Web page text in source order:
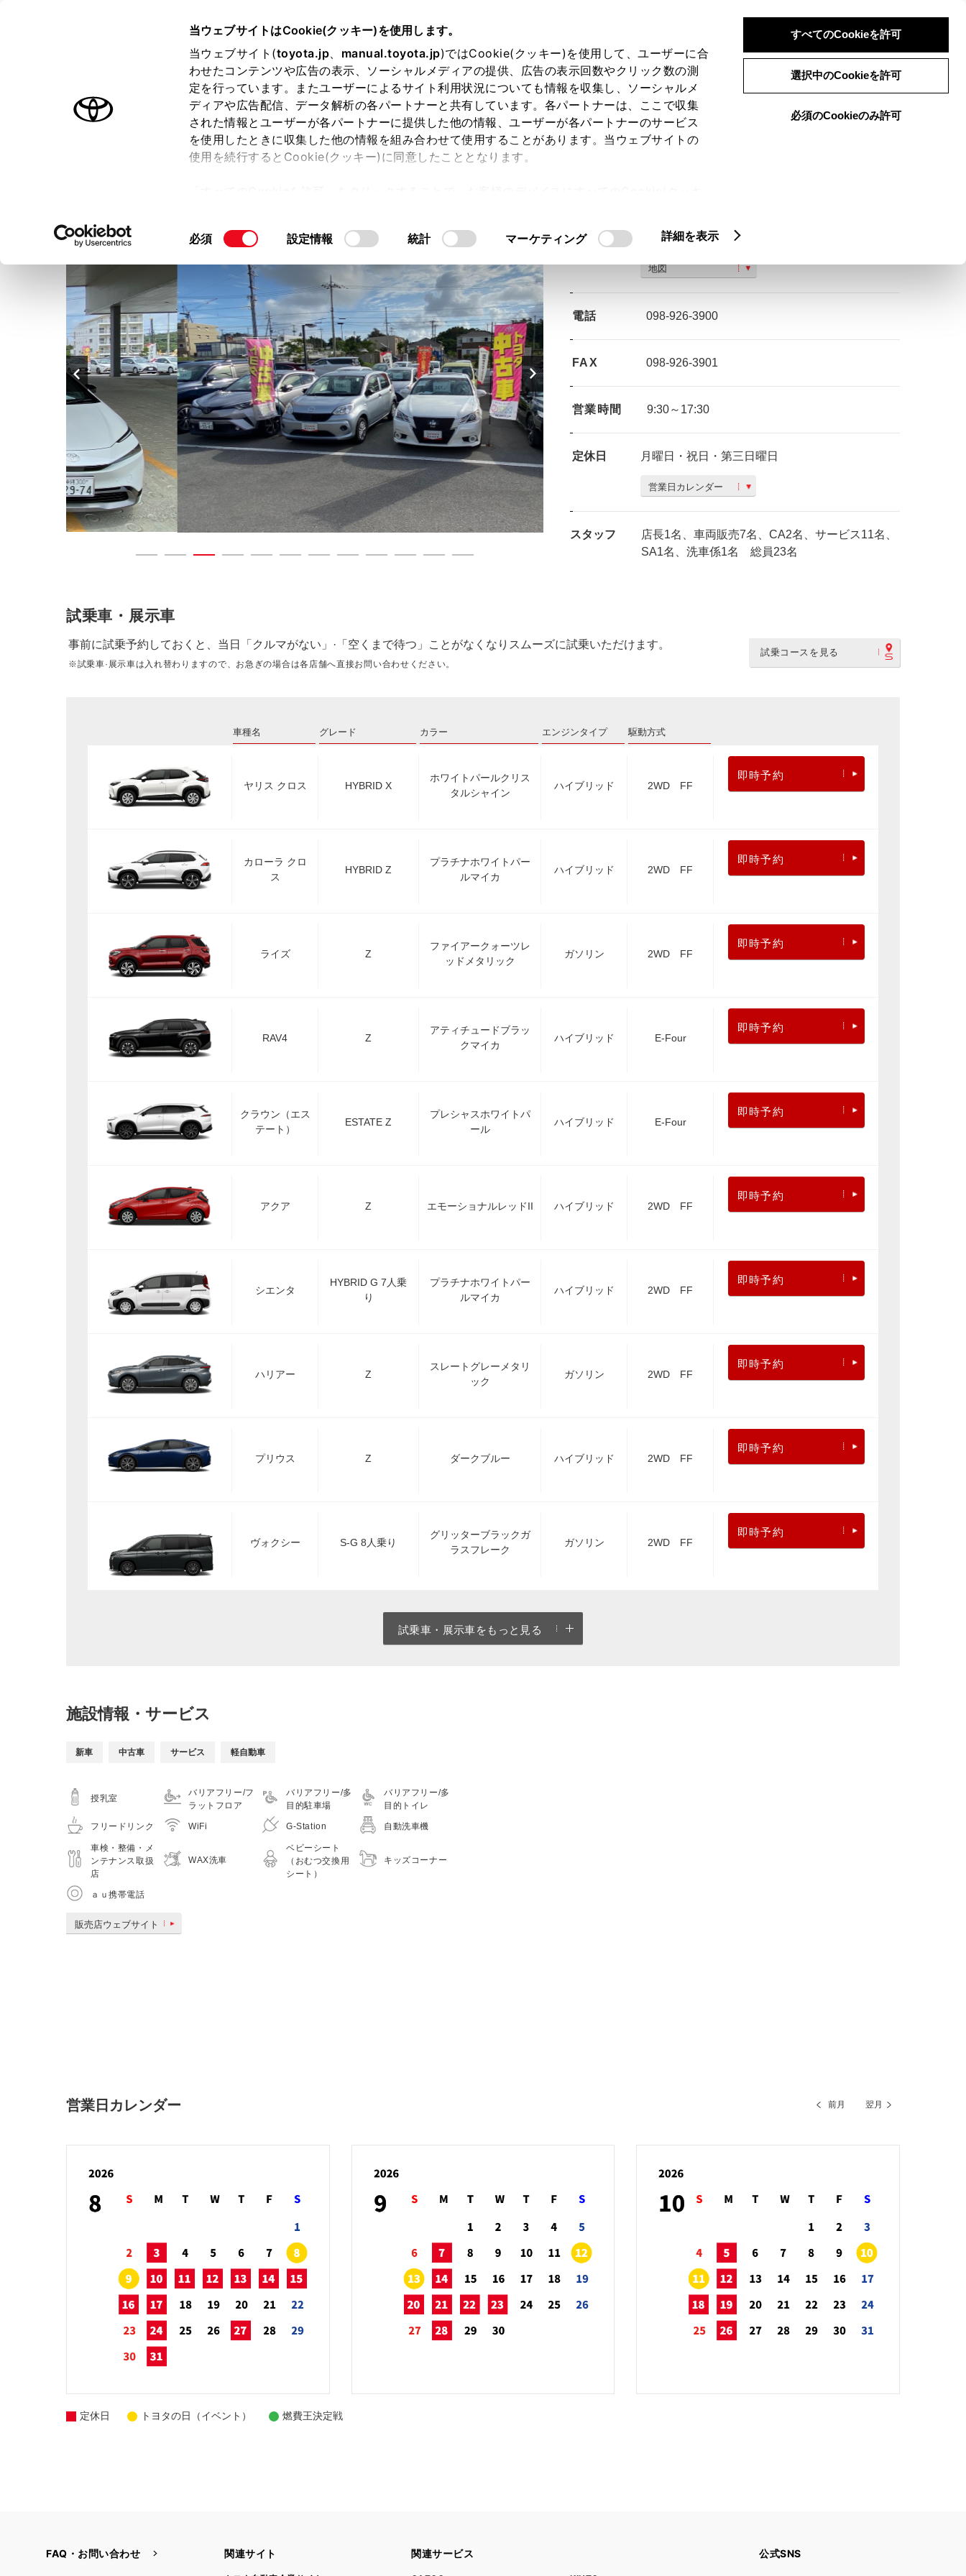
当ウェブサイトはCookie(クッキー)を使用します。
当ウェブサイト(toyota.jp、 manual.toyota.jp)ではCookie(クッキー)を使用して、ユーザーに合
わせたコンテンツや広告の表示、ソーシャルメディアの提供、広告の表示回数やクリック数の測
定を行っています。またユーザーによるサイト利用状況についても情報を収集し、ソーシャルメ
ディアや広告配信、データ解析の各パートナーと共有しています。各パートナーは、ここで収集
された情報とユーザーが各パートナーに提供した他の情報、ユーザーが各パートナーのサービス
を使用したときに収集した他の情報を組み合わせて使用することがあります。当ウェブサイトの
使用を続行するとCookie(クッキー)に同意したこととなります。
て」をご覧ください。
同
択
必須 設定情報 統計 マーケティング 詳細を表示
すべてのCookieを許可
選択中のCookieを許可
必須のCookieのみ許可
ログイン 検索 メニュー
オーナーサポート トピックス
店舗トップ ご購入相談
住所 沖縄県中頭郡北谷町伊平二丁目９番１６号
地図
電話 098-926-3900
FAX 098-926-3901
営業時間 9:30～17:30
定休日 月曜日・祝日・第三日曜日
営業日カレンダー
スタッフ
店長1名、車両販売7名、CA2名、サービス11名、
SA1名、洗車係1名 総員23名
試乗車・展示車
事前に試乗予約しておくと、当日「クルマがない」·「空くまで待つ」ことがなくなりスムーズに試乗いただけます。
※試乗車·展示車は入れ替わりますので、お急ぎの場合は各店舗へ直接お問い合わせください。
試乗コースを見る
車種名 グレード カラー エンジンタイプ 駆動方式
ヤリス クロス HYBRID X
ホワイトパールクリス
タルシャイン
ハイブリッド 2WD FF
即時予約
カローラ クロ
ス
HYBRID Z
プラチナホワイトパー
ルマイカ
ハイブリッド 2WD FF
即時予約
ライズ Z
ファイアークォーツレ
ッドメタリック
ガソリン 2WD FF
即時予約
RAV4 Z
アティチュードブラッ
クマイカ
ハイブリッド E-Four
即時予約
クラウン（エス
テート）
ESTATE Z
プレシャスホワイトパ
ール
ハイブリッド E-Four
即時予約
アクア Z エモーショナルレッドII ハイブリッド 2WD FF
即時予約
シエンタ
HYBRID G 7人乗
り
プラチナホワイトパー
ルマイカ
ハイブリッド 2WD FF
即時予約
ハリアー Z
スレートグレーメタリ
ック
ガソリン 2WD FF
即時予約
プリウス Z ダークブルー ハイブリッド 2WD FF
即時予約
ヴォクシー S-G 8人乗り
グリッターブラックガ
ラスフレーク
ガソリン 2WD FF
即時予約
試乗車・展示車をもっと見る
施設情報・サービス
新車 中古車 サービス 軽自動車
授乳室
バリアフリー/フ
ラットフロア
バリアフリー/多
目的駐車場
バリアフリー/多
目的トイレ
フリードリンク WiFi G-Station 自動洗車機
車検・整備・メ
ンテナンス取扱
店
WAX洗車
ベビーシート
（おむつ交換用
シート）
キッズコーナー
ａｕ携帯電話
販売店ウェブサイト
営業日カレンダー 前月 翌月
定休日 トヨタの日（イベント） 燃費王決定戦
FAQ・お問い合わせ 関連サイト 関連サービス
公式SNS